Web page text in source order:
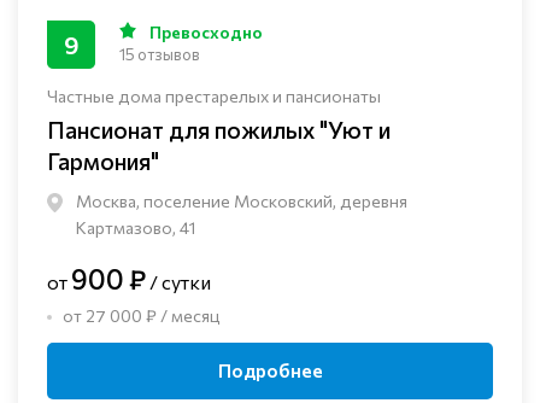
Частные дома престарелых и пансионаты
Пансионат для пожилых "Уют и
Гармония"
Москва, поселение Московский, деревня
Картмазово, 41
9 Превосходно
15 отзывов
от 900 ₽ / сутки
от 27 000 ₽ / месяц
Подробнее